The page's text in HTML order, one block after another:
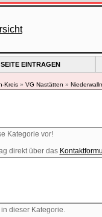
SEITE EINTRAGEN
Kreis» VG Nastätten »
Kategorie vor!
direkt über das
dieser Kategorie.